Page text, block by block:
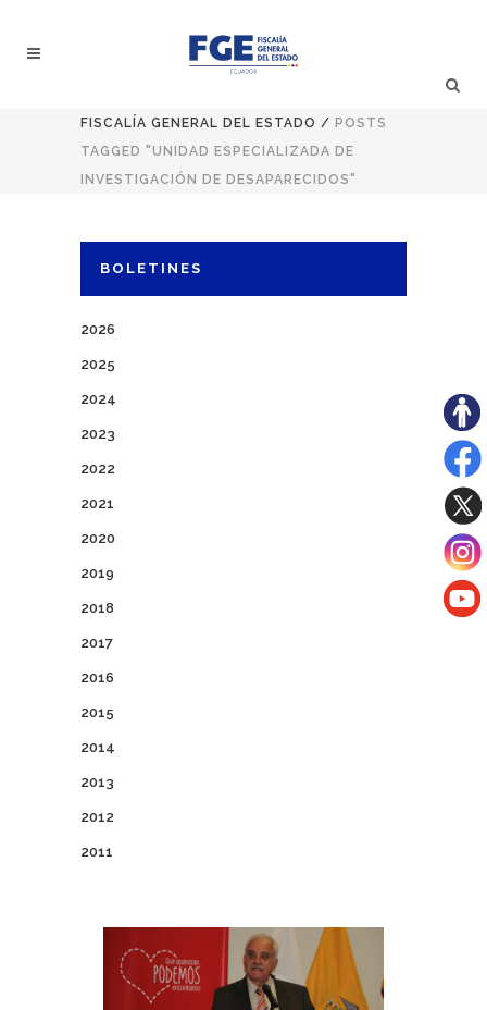
FISCALÍA GENERAL DEL ESTADO / POSTS
TAGGED "UNIDAD ESPECIALIZADA DE
INVESTIGACIÓN DE DESAPARECIDOS"
BOLETINES
2026
2025
2024
2023
2022
2021
2020
2019
2018
2017
2016
2015
2014
2013
2012
2011